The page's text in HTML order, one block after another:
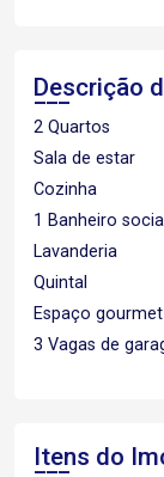
Descrição
2 Quartos
Sala de estar
Cozinha
1 Banheiro social
Lavanderia
Quintal
Espaço
3 Vagas de
Itens do